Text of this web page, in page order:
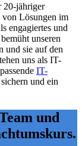
20-jähriger
von Lösungen im
engagiertes und
unseren
und sie auf den
uns als IT-
IT-
und ein
und